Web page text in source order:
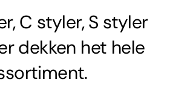
C styler, S styler
dekken het hele